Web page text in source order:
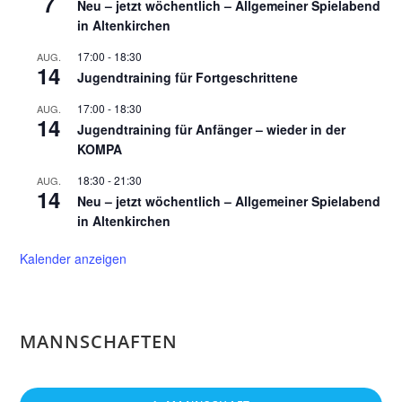
Neu – jetzt wöchentlich – Allgemeiner Spielabend
in Altenkirchen
AUG.
14
17:00 - 18:30
Jugendtraining für Fortgeschrittene
AUG.
14
17:00 - 18:30
Jugendtraining für Anfänger – wieder in der
KOMPA
AUG.
14
18:30 -21:30
Neu – jetzt wöchentlich – Allgemeiner Spielabend
in Altenkirchen
Kalender anzeigen
MANNSCHAFTEN